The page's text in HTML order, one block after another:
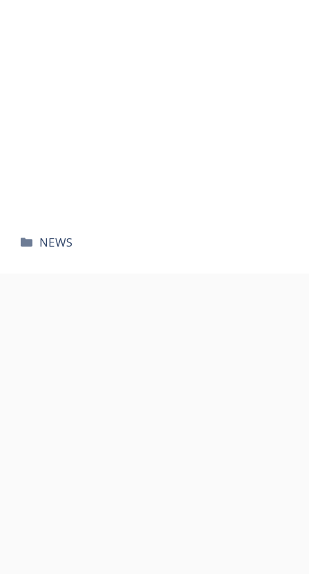
카
NEWS